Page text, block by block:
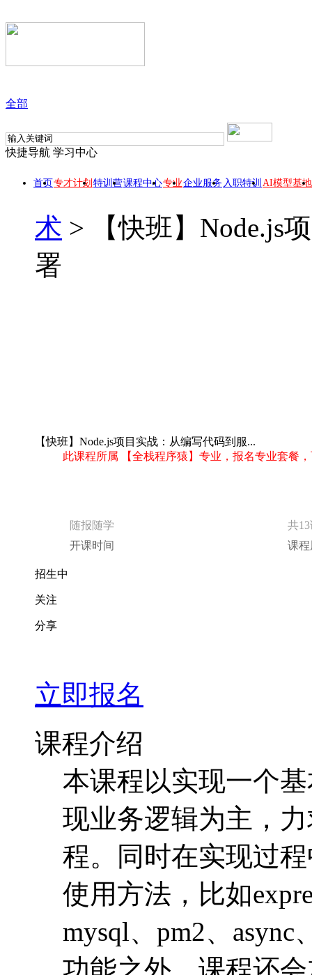
全部
快捷导航 学习中心
首页专才计划 特训营课程中心专业企业服务 入职特训 AI模型基地
术 >
【快班】Node.js
署
【快班】Node.js项目实战：从编写代码到服...
此课程所属 【全栈程序猿】专业，报名专业套餐
随报随学
共
开课时间
课
招生中
关注
分享
立即报名
课程介绍
本课程以实现一个
现业务逻辑为主，
程。同时在实现过
使用方法，比如
mysql、pm2、
功能之外，课程还